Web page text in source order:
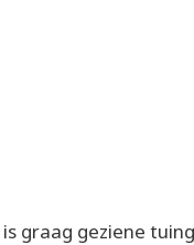
graag geziene